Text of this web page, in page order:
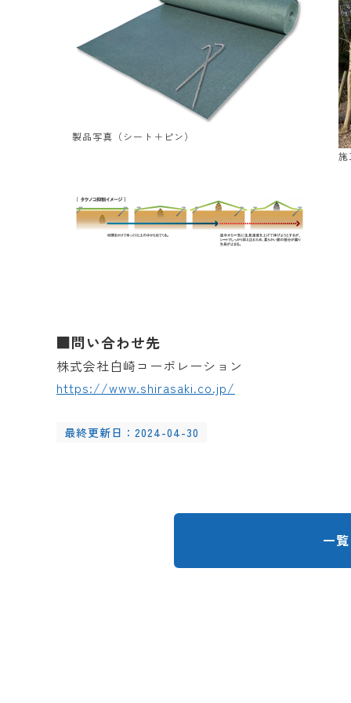
製品写真（シート＋ピン）
施
■問い合わせ先
株式会社白崎コーポレーション
https://www.shirasaki.co.jp/
最終更新日：2024-04-30
一